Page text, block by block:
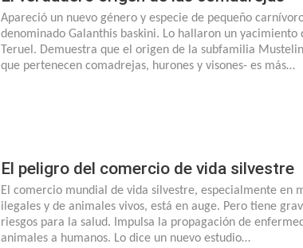
Apareció un nuevo género y especie de pequeño
denominado Galanthis baskini. Lo hallaron un yacimiento
Teruel. Demuestra que el origen de la subfamilia
que pertenecen comadrejas, hurones y visones- es más…
El peligro del comercio de vida silvestre
El comercio mundial de vida silvestre, especialmente en
ilegales y de animales vivos, está en auge. Pero tiene
riesgos para la salud. Impulsa la propagación de
animales a humanos. Lo dice un nuevo estudio…